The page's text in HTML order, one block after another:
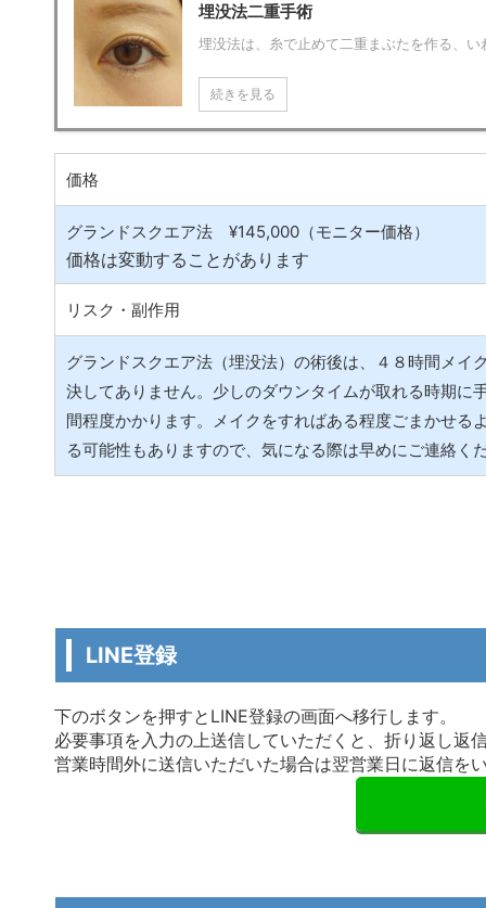
埋没法二重手術
埋没法は、糸で止めて二重まぶたを作る、
続きを見る
価格
グランドスクエア法 ¥145,000（モニター価格）
価格は変動することがあります
リスク・副作用
グランドスクエア法（埋没法）の術後は、４８時間メ
決してありません。少しのダウンタイムが取れる時期
間程度かかります。メイクをすればある程度ごまかせ
る可能性もありますので、気になる際は早めにご連絡く
LINE登録
下のボタンを押すとLINE登録の画面へ移行します。
必要事項を入力の上送信していただくと、折り返し返
営業時間外に送信いただいた場合は翌営業日に返信を